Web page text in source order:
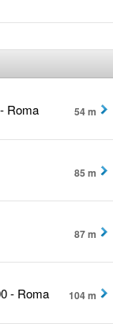
Roma
54 m
85 m
87 m
- Roma
104 m